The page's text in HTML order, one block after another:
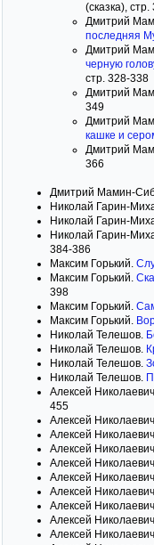
(сказка),
Дмитрий
последняя
Дмитрий
черную
стр. 328-338
Дмитрий
349
Дмитрий
кашке и
Дмитрий
366
Дмитрий Мамин-
Николай Гарин-
Николай Гарин-
Николай Гарин-
384-386
Максим Горький.
Максим Горький.
398
Максим Горький.
Максим Горький.
Николай Телешов.
Николай Телешов.
Николай Телешов.
Николай Телешов.
Алексей
455
Алексей
Алексей
Алексей
Алексей
Алексей
Алексей
Алексей
Алексей
Алексей